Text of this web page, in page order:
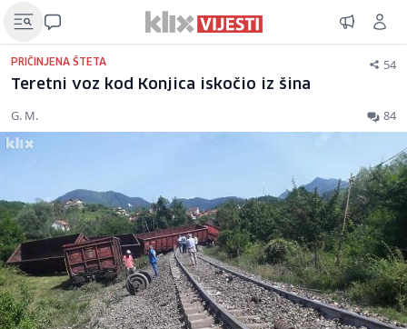
PRIČINJENA ŠTETA 54
Teretni voz kod Konjica iskočio iz šina
G. M. 84